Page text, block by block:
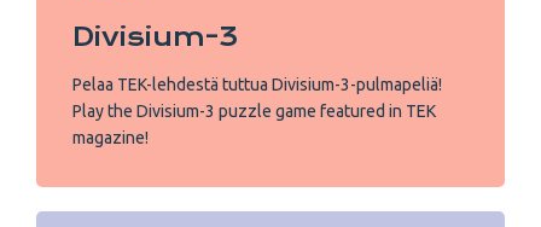
Divisium-3
Pelaa TEK-lehdestä tuttua Divisium-3-pulmapeliä!
Play the Divisium-3 puzzle game featured in TEK
magazine!